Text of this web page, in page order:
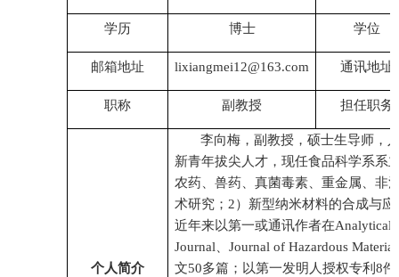
学历 博士 学位
邮箱地址 lixiangmei12@163.com 通讯地址
职称 副教授 担任职务
个人简介
李向梅，副教授，硕士生导师，
新青年拔尖人才，现任食品科学系系
农药、兽药、真菌毒素、重金属、非
术研究； 2）新型纳米材料的合成与应
近年来以第一或通讯作者在Analytical
Journal
Journal of Hazardous
文50多篇；以第一发明人授权专利 8件